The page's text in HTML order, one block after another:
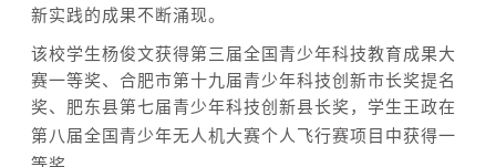
新实践的成果不断涌现。
该校学生杨俊文获得第三届全国青少年科技教育成果大
赛一等奖、合肥市第十九届青少年科技创新市长奖提名
奖、肥东县第七届青少年科技创新县长奖，学生王政在
第八届全国青少年无人机大赛个人飞行赛项目中获得一